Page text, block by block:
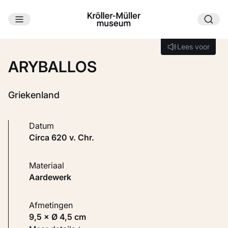
Ga naar hoofdinhoud
Lees voor
Lees voor
ARYBALLOS
Griekenland
Datum
circa 620 v. Chr.
Materiaal
Aardewerk
Afmetingen
9,5 × Ø 4,5 cm